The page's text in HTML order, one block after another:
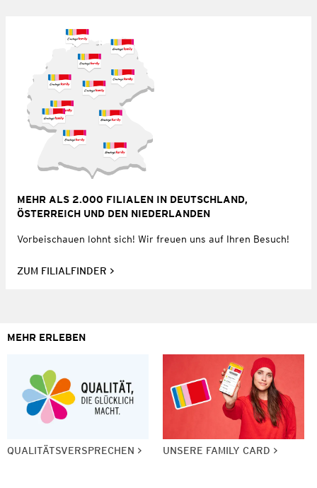
MEHR ALS 2.000 FILIALEN IN DEUTSCHLAND,
ÖSTERREICH UND DEN NIEDERLANDEN
Vorbeischauen lohnt sich! Wir freuen uns auf Ihren Besuch!
ZUM FILIALFINDER
MEHR ERLEBEN
QUALITÄTSVERSPRECHEN UNSERE FAMILY CARD